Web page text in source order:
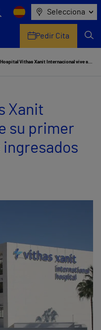
Selecciona
Pedir Cita
El Hospital Vithas Xanit Internacional vive su primer día sin pacientes ingresados por coronavirus
Xanit
su primer